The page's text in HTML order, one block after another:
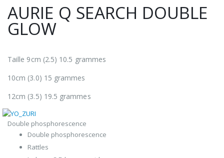
AURIE Q SEARCH DOUBLE
GLOW
Taille 9cm (2.5) 10.5 grammes
10cm (3.0) 15 grammes
12cm (3.5) 19.5 grammes
Double phosphorescence
Double phosphorescence
Rattles